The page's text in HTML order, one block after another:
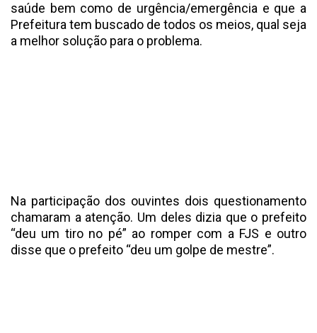
saúde bem como de urgência/emergência e que a
Prefeitura tem buscado de todos os meios, qual seja
a melhor solução para o problema.
Na participação dos ouvintes dois questionamento
chamaram a atenção. Um deles dizia que o prefeito
“deu um tiro no pé” ao romper com a FJS e outro
disse que o prefeito “deu um golpe de mestre”.